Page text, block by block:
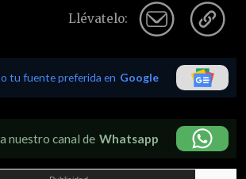
Llévatelo:
tu fuente preferida en Google
nuestro canal de Whatsapp